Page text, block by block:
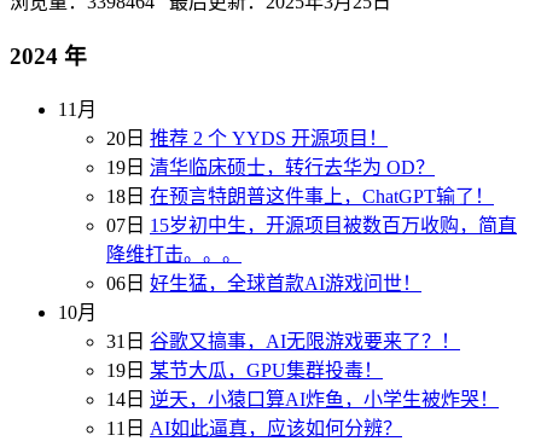
2024 年
11月
20日 推荐 2 个 YYDS 开源项目！
19日 清华临床硕士，转行去华为 OD？
18日 在预言特朗普这件事上，ChatGPT输了！
07日 15岁初中生，开源项目被数百万收购，简直
降维打击。。。
06日 好生猛，全球首款AI游戏问世！
10月
31日 谷歌又搞事，AI无限游戏要来了？！
19日 某节大瓜，GPU集群投毒！
14日 逆天，小猿口算AI炸鱼，小学生被炸哭！
11日 AI如此逼真，应该如何分辨？